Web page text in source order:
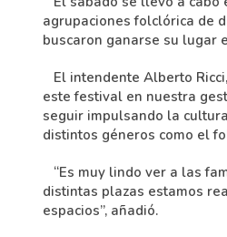
agrupaciones folclórica de
buscaron ganarse su lugar
El intendente Alberto
este festival en nuestra
seguir impulsando la
distintos géneros como el
“Es muy lindo ver a las
distintas plazas estamos
espacios”, añadió.